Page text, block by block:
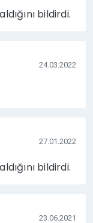
bildirdi.
24.03.2022
27.01.2022
bildirdi.
23.06.2021